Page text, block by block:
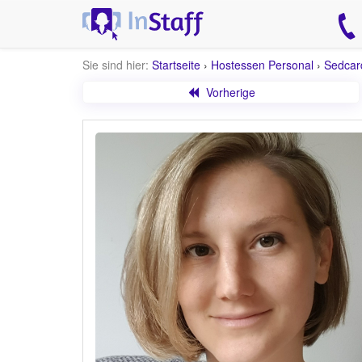
Sie sind hier: Startseite › Hostessen Personal ›
Vorherige